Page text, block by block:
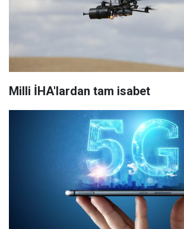
Milli İHA'lardan tam isabet